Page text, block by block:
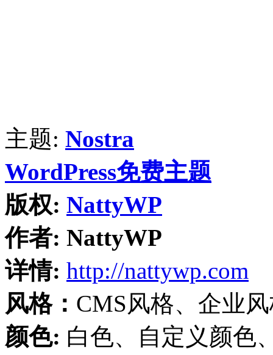
主题: Nostra
WordPress免费主题
版权: NattyWP
作者: NattyWP
详情: http://nattywp.com
风格： CMS风格、企业
颜色: 白色、自定义颜色